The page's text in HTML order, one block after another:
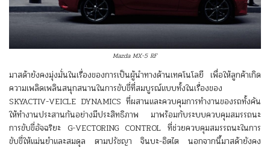
Mazda MX-5 RF
มาสด้ายังคงมุ่งมั่นในเรื่องของการเป็นผู้นำทางด้านเทคโนโลยี เพื่อให้ลูกค้าเกิด
ความเพลิดเพลินสนุกสนานในการขับขี่ที่สมบูรณ์แบบทั้งในเรื่องของ
SKYACTIV-VEICLE DYNAMICS ที่ผสานและควบคุมการทำงานของรถทั้งคัน
ให้ทำงานประสานกันอย่างมีประสิทธิภาพ มาพร้อมกับระบบควบคุมสมรรถนะ
การขับขี่อัจฉริยะ G-VECTORING CONTROL ที่ช่วยควบคุมสมรรถนะในการ
ขับขี่ให้แม่นยำและสมดุล ตามปรัชญา จินบะ-อิตไต นอกจากนี้มาสด้ายังคง